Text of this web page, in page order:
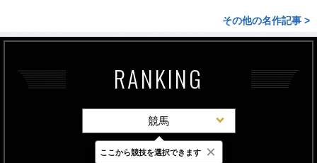
その他の名作記事 >
RANKING
競馬
最新 24時間 週間
ここから競技を選択できます ×